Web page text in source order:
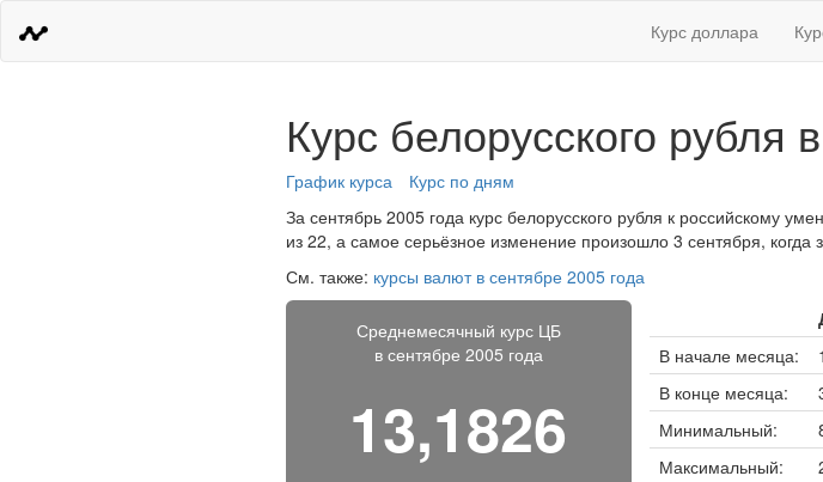
Курс доллара
Курс белорусского рубля
График курса
Курс по дням
За сентябрь 2005 года курс белорусского рубля к российскому
из 22, а самое серьёзное изменение произошло 3 сентября, когда
См. также: курсы валют в сентябре 2005 года
Среднемесячный курс ЦБ
в сентябре 2005 года
13,1826
В начале месяца:
В конце месяца:
Минимальный:
Максимальный: